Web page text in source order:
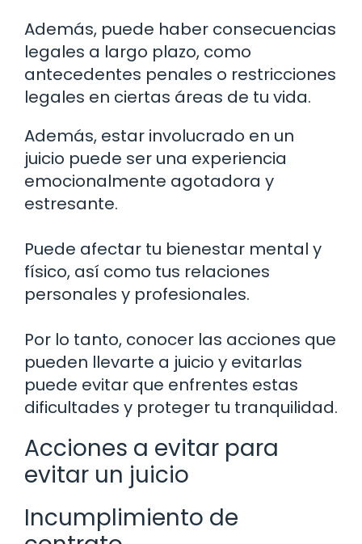
Además, puede haber consecuencias
legales a largo plazo, como
antecedentes penales o restricciones
legales en ciertas áreas de tu vida.
Además, estar involucrado en un
juicio puede ser una experiencia
emocionalmente agotadora y
estresante.
Puede afectar tu bienestar mental y
físico, así como tus relaciones
personales y profesionales.
Por lo tanto, conocer las acciones que
pueden llevarte a juicio y evitarlas
puede evitar que enfrentes estas
dificultades y proteger tu tranquilidad.
Acciones a evitar para
evitar un juicio
Incumplimiento de